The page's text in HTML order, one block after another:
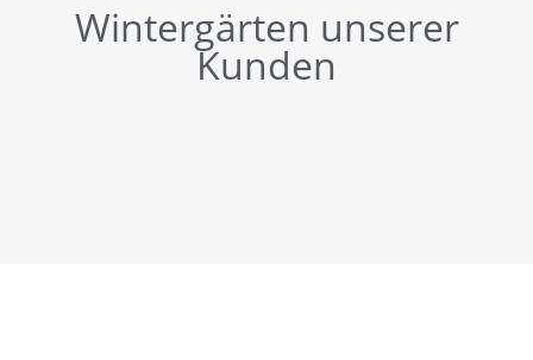
Wintergärten unserer
Kunden